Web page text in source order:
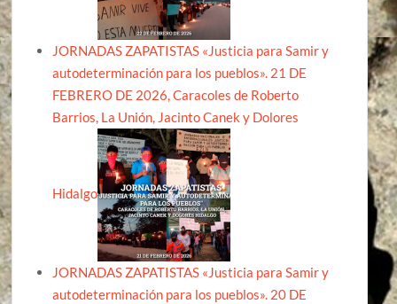
JORNADAS ZAPATISTAS «Justicia para Samir y
autodeterminación para los pueblos». 21 DE
FEBRERO DE 2026, Caracoles de Roberto
Barrios, La Unión, Jacinto Canek y Dolores
Hidalgo
JORNADAS ZAPATISTAS «Justicia para Samir y
autodeterminación para los pueblos». 20 DE